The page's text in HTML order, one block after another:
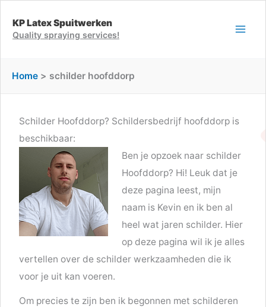
naarKP Latex Spuitwerken
Quality spraying services!
Home schilder hoofddorp
Schilder Hoofddorp? Schildersbedrijf hoofddorp is
beschikbaar:
Ben je opzoek naar schilder
Hoofddorp? Hi! Leuk dat je
deze pagina leest, mijn
naam is Kevin en ik ben al
heel wat jaren schilder. Hier
op deze pagina wil ik je alles
vertellen over de schilder werkzaamheden die ik
voor je uit kan voeren.
Om precies te zijn ben ik begonnen met schilderen